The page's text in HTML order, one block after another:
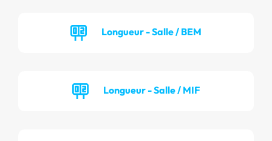
Longueur - Salle / BEM
Longueur - Salle / MIF